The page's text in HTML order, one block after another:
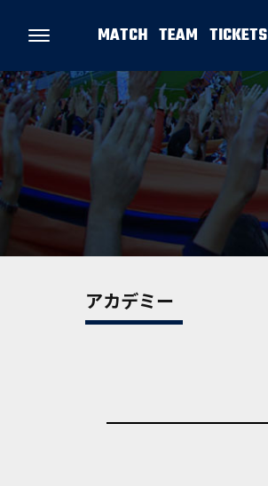
MATCH TEAM TICKETS
アカデミー